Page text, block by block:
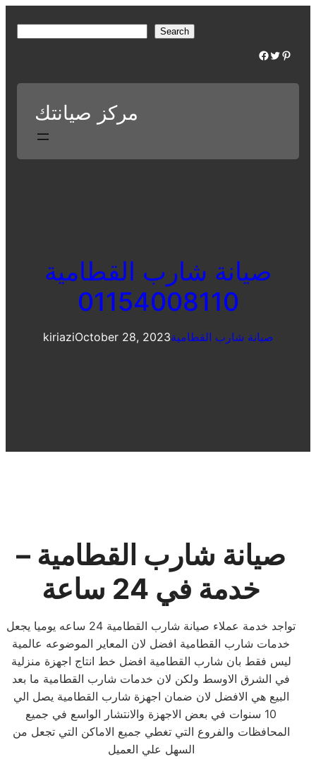
r
Search
Facebook Twitter Pinterest
مركز صيانتك
صيانة شارب القطامية
01154008110
kiriaziOctober 28, 2023صيانة شارب القطامية
صيانة شارب القطامية –
خدمة في 24 ساعة
تواجد خدمة عملاء صيانة شارب القطامية 24 ساعه يوميا يجعل
خدمات شارب القطامية افضل لان المعاير الموضوعه عالمية
ليس فقط بان شارب القطامية افضل خط انتاج اجهزة منزلية
في الشرق الاوسط ولكن لان خدمات شارب القطامية ما بعد
البيع هي الافضل لان ضمان اجهزة شارب القطامية يصل الي
10 سنوات في بعض الاجهزة والانتشار الواسع في جميع
المحافظات والفروع التي تغطي جميع الاماكن التي تجعل من
السهل علي العميل